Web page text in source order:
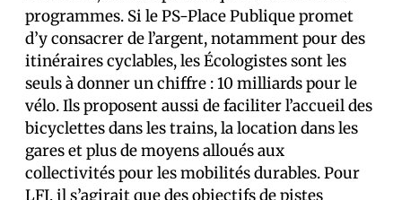
programmes. Si le PS-Place Publique promet
d’y consacrer de l’argent, notamment pour des
itinéraires cyclables, les Écologistes sont les
seuls à donner un chiffre : 10 milliards pour le
vélo. Ils proposent aussi de faciliter l’accueil des
bicyclettes dans les trains, la location dans les
gares et plus de moyens alloués aux
collectivités pour les mobilités durables. Pour
LFI, il s’agirait que des objectifs de pistes